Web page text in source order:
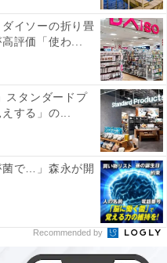
が寄せられています。
華な内装で驚いた
く、大満足でした
景。料理も上品な盛り
ダイソーの折り畳
評価「使わ...
スタンダードプ
する」の...
菌で…」森永が開
Recommended by